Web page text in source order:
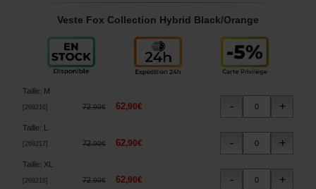
Veste Fox Collection Hybrid Black/Orange
Taille: M
269216] 72,90€ 62,90€
Taille:
269217] 72,90€ 62,90€
Taille: XL
269218 ] 72,90€ 62,90€